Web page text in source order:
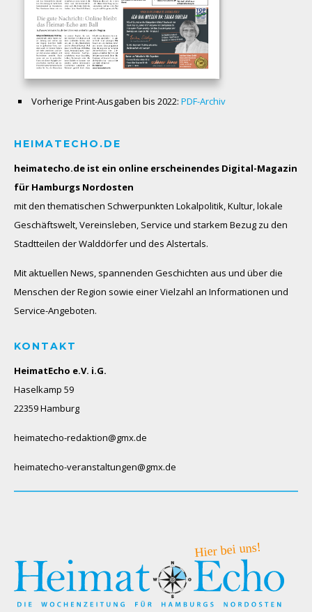
Vorherige Print-Ausgaben bis 2022: PDF-Archiv
HEIMATECHO.DE
heimatecho.de ist ein online erscheinendes Digital-Magazin
für Hamburgs Nordosten
mit den thematischen Schwerpunkten Lokalpolitik, Kultur, lokale
Geschäftswelt, Vereinsleben, Service und starkem Bezug zu den
Stadtteilen der Walddörfer und des Alstertals.
Mit aktuellen News, spannenden Geschichten aus und über die
Menschen der Region sowie einer Vielzahl an Informationen und
Service-Angeboten.
KONTAKT
HeimatEcho e.V. i.G.
Haselkamp 59
22359 Hamburg
heimatecho-redaktion@gmx.de
heimatecho-veranstaltungen@gmx.de